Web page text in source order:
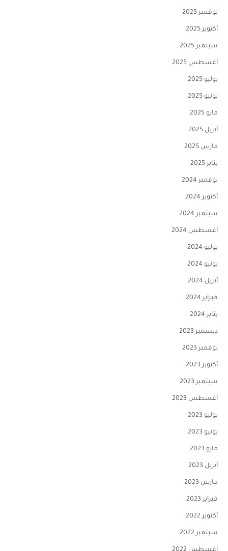
نوفمبر 2025
أكتوبر 2025
سبتمبر 2025
أغسطس 2025
يوليو 2025
يونيو 2025
مايو 2025
أبريل 2025
مارس 2025
يناير 2025
نوفمبر 2024
أكتوبر 2024
سبتمبر 2024
أغسطس 2024
يوليو 2024
يونيو 2024
أبريل 2024
فبراير 2024
يناير 2024
ديسمبر 2023
نوفمبر 2023
أكتوبر 2023
سبتمبر 2023
أغسطس 2023
يوليو 2023
يونيو 2023
مايو 2023
أبريل 2023
مارس 2023
فبراير 2023
أكتوبر 2022
سبتمبر 2022